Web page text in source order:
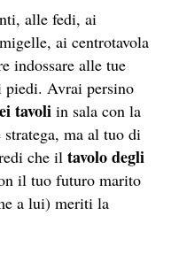
alle fedi, ai
ai centrotavola
indossare alle tue
piedi. Avrai persino
tavoli in sala con la
stratega, ma al tuo di
che il tavolo degli
il tuo futuro marito
a lui) meriti la